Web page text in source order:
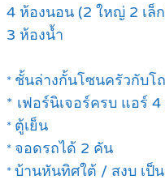
4 ห้องนอน (2 ใหญ่ 2 เล็
3 ห้องน้ำ
* ชั้นล่างกั้นโซนครัวกับโถ
* เฟอร์นิเจอร์ครบ แอร์ 4
* ตู้เย็น
* จอดรถได้ 2 คัน
* บ้านหันทิศใต้ / สงบ เป็